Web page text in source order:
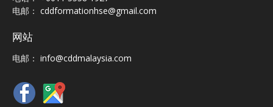
电邮： cddformationhse@gmail.com
网站
电邮： info@cddmalaysia.com